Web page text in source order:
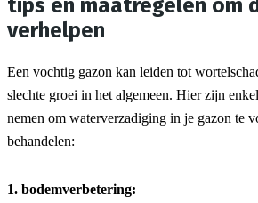
tips en maatregelen om
verhelpen
Een vochtig gazon kan leiden tot
slechte groei in het algemeen. Hier zijn
nemen om waterverzadiging in je gazon te
behandelen:
1. bodemverbetering: